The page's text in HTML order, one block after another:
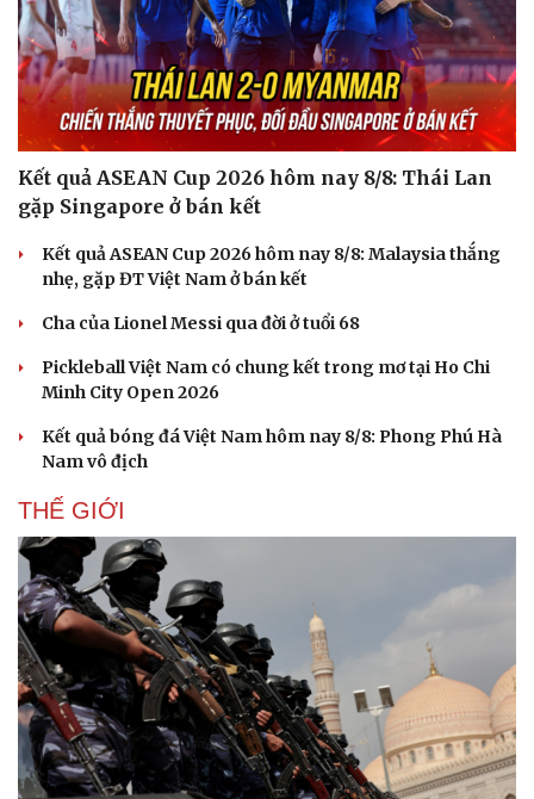
Du lịch
Tư vấn
check-in
Podcast
Kể chuyện cho bé
Kết quả ASEAN Cup 2026 hôm nay 8/8: Thái Lan
gặp Singapore ở bán kết
Kết quả ASEAN Cup 2026 hôm nay 8/8: Malaysia thắng
nhẹ, gặp ĐT Việt Nam ở bán kết
Cha của Lionel Messi qua đời ở tuổi 68
Pickleball Việt Nam có chung kết trong mơ tại Ho Chi
Minh City Open 2026
Kết quả bóng đá Việt Nam hôm nay 8/8: Phong Phú Hà
Nam vô địch
THẾ GIỚI